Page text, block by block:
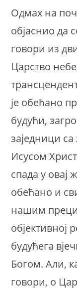
Одмах на
објаснио да
говори из
Царство
је обећано
будући,
заједници
Исусом
спада у овај
обећано и
нашим
објективној
будућега
Богом. Али,
говори, о